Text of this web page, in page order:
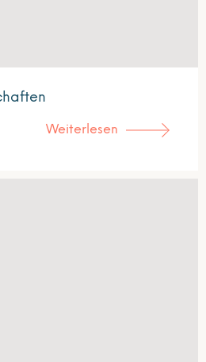
Weiterlesen